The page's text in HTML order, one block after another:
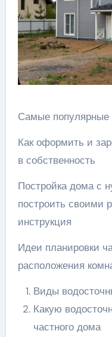
Самые популярные
Как оформить и
в собственность
Постройка дома с
построить своими
инструкция
Идеи планировки
расположения
Виды
Какую
частного дома